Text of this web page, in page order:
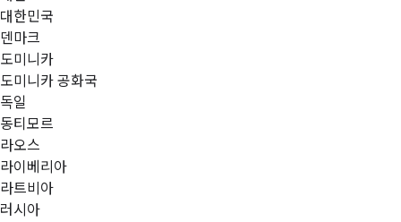
대한민국
덴마크
도미니카
도미니카 공화국
독일
동티모르
라오스
라이베리아
라트비아
러시아